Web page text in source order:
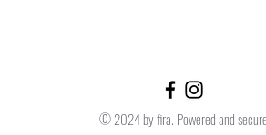
© 2024 by fira. Powered and